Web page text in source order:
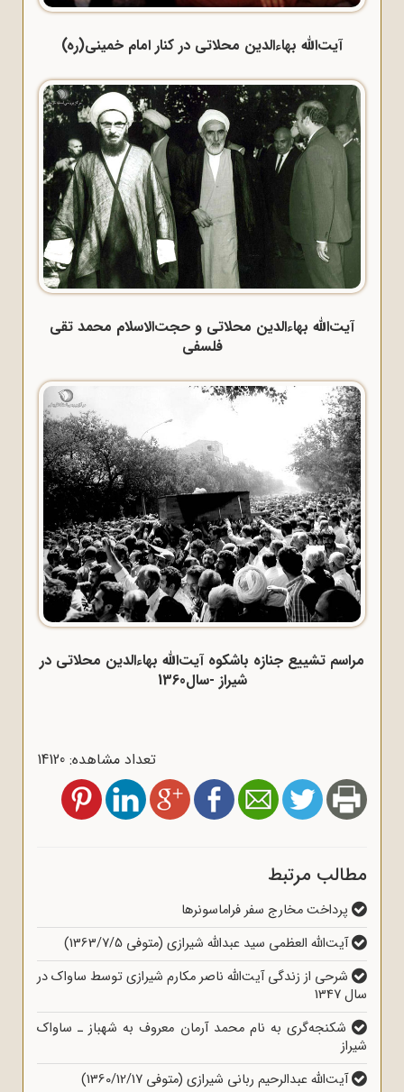
آیت‌الله بهاءالدین محلاتی در کنار امام خمینی(ره)
آیت‌الله بهاءالدین محلاتی و حجت‌الاسلام محمد تقی
فلسفی
مراسم تشییع جنازه باشکوه آیت‌الله بهاءالدین محلاتی در
شیراز -سال1360
تعداد مشاهده: 14120
مطالب مرتبط
پرداخت مخارج سفر فراماسونرها
آیت‌الله العظمی سید عبدالله شیرازی (متوفی 1363/7/5)
شرحی از زندگی آیت‌الله ناصر مکارم شیرازی توسط ساواک در
سال 1347
شکنجه‌گری به نام محمد آرمان معروف به شهباز ـ ساواک
شیراز
آیت‌الله عبدالرحیم ربانی شیرازی (متوفی 1360/12/17)